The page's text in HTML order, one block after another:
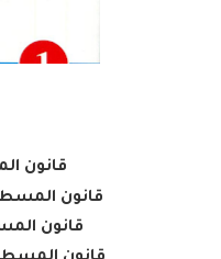
قانون
قانون
قانون